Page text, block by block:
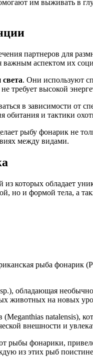
им выживать в
партнеров для
важным аспектом их
. Они используют
требует высокой
в зависимости от
обитания и тактики
рыбу фонарик не
между видами.
которых обладает
но и формой тела, а
рыба
обладающая
животных на новых
natalensis),
внешности и
рыбы фонарики,
из этих рыб